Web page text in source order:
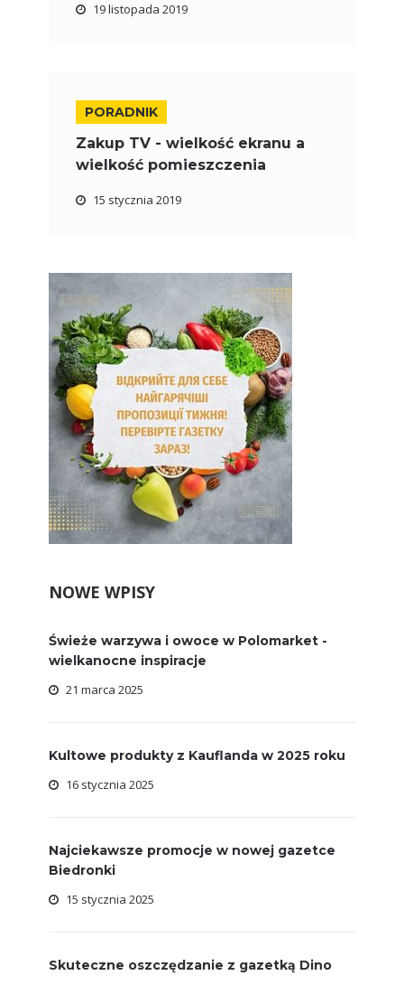
19 listopada 2019
PORADNIK
Zakup TV - wielkość ekranu a
wielkość pomieszczenia
15 stycznia 2019
NOWE WPISY
Świeże warzywa i owoce w Polomarket -
wielkanocne inspiracje
21 marca 2025
Kultowe produkty z Kauflanda w 2025 roku
16 stycznia 2025
Najciekawsze promocje w nowej gazetce
Biedronki
15 stycznia 2025
Skuteczne oszczędzanie z gazetką Dino